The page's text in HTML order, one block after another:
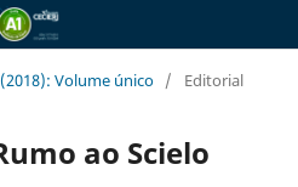
Volume único / Editorial
ao Scielo